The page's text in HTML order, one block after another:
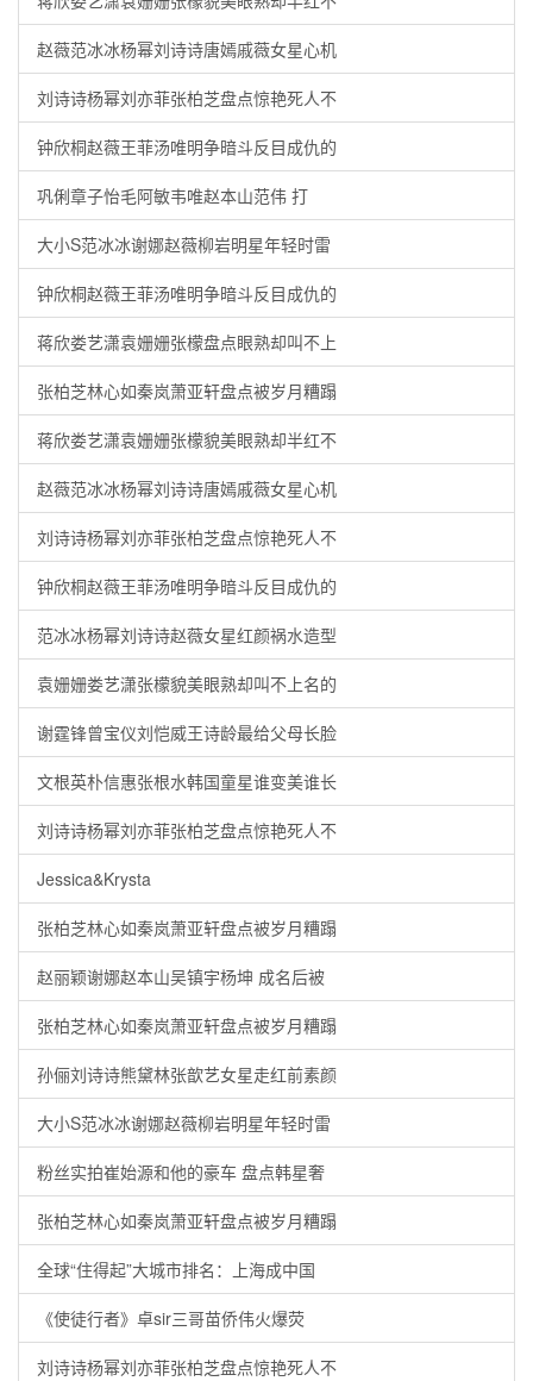
赵薇范冰冰杨幂刘诗诗唐嫣戚薇女星心机
刘诗诗杨幂刘亦菲张柏芝盘点惊艳死人不
钟欣桐赵薇王菲汤唯明争暗斗反目成仇的
巩俐章子怡毛阿敏韦唯赵本山范伟 打
大小S范冰冰谢娜赵薇柳岩明星年轻时雷
钟欣桐赵薇王菲汤唯明争暗斗反目成仇的
蒋欣娄艺潇袁姗姗张檬盘点眼熟却叫不上
张柏芝林心如秦岚萧亚轩盘点被岁月糟蹋
蒋欣娄艺潇袁姗姗张檬貌美眼熟却半红不
赵薇范冰冰杨幂刘诗诗唐嫣戚薇女星心机
刘诗诗杨幂刘亦菲张柏芝盘点惊艳死人不
钟欣桐赵薇王菲汤唯明争暗斗反目成仇的
范冰冰杨幂刘诗诗赵薇女星红颜祸水造型
袁姗姗娄艺潇张檬貌美眼熟却叫不上名的
谢霆锋曾宝仪刘恺威王诗龄最给父母长脸
文根英朴信惠张根水韩国童星谁变美谁长
刘诗诗杨幂刘亦菲张柏芝盘点惊艳死人不
Jessica&Krysta
张柏芝林心如秦岚萧亚轩盘点被岁月糟蹋
赵丽颖谢娜赵本山吴镇宇杨坤 成名后被
张柏芝林心如秦岚萧亚轩盘点被岁月糟蹋
孙俪刘诗诗熊黛林张歆艺女星走红前素颜
大小S范冰冰谢娜赵薇柳岩明星年轻时雷
粉丝实拍崔始源和他的豪车 盘点韩星奢
张柏芝林心如秦岚萧亚轩盘点被岁月糟蹋
全球“住得起”大城市排名：上海成中国
《使徒行者》卓sir三哥苗侨伟火爆荧
刘诗诗杨幂刘亦菲张柏芝盘点惊艳死人不